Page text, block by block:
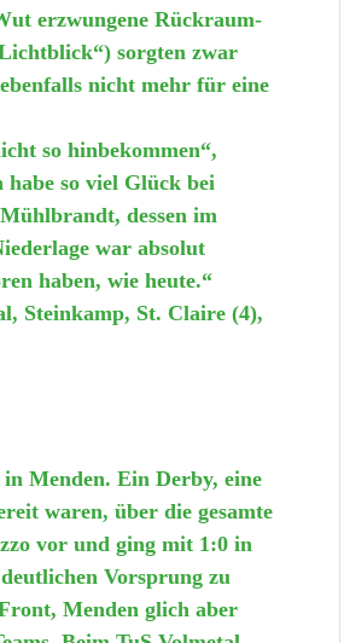
erzwungene Rückraum-
sorgten zwar
nicht mehr für eine
so hinbekommen“,
so viel Glück bei
dessen im
war absolut
haben, wie heute.“
Steinkamp, St. Claire (4),
Menden. Ein Derby, eine
waren, über die gesamte
vor und ging mit 1:0 in
Vorsprung zu
Menden glich aber